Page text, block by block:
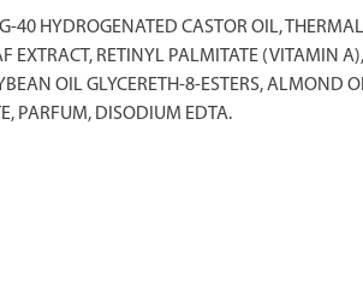
40 HYDROGENATED CASTOR OIL,
EXTRACT, RETINYL PALMITATE (VITAMIN
OIL GLYCERETH-8-ESTERS, ALMOND
PARFUM, DISODIUM EDTA.